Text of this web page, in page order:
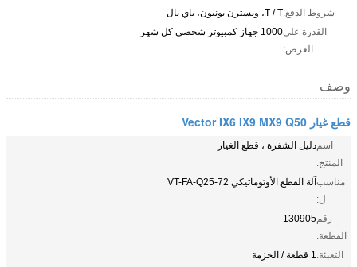
شروط الدفع:T / T، ويسترن يونيون، باي بال
القدرة على
العرض:
1000 جهاز كمبيوتر شخصى كل شهر
وصف
قطع غيار Vector IX6 IX9 MX9 Q50
اسم
المنتج:
دليل الشفرة ، قطع الغيار
مناسب
ل:
آلة القطع الأوتوماتيكي VT-FA-Q25-72
رقم
القطعة:
130905-
التعبئة:1 قطعة / الحزمة